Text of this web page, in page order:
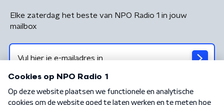
Elke zaterdag het beste van NPO Radio 1 in jouw
mailbox